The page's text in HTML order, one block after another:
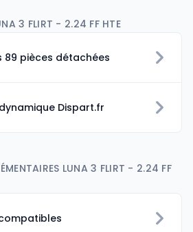
3 FLIRT - 2.24 FF HTE
89 pièces détachées
Dispart.fr
LUNA 3 FLIRT - 2.24 FF